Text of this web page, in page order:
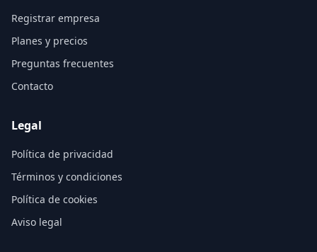
Registrar empresa
Planes y precios
Preguntas frecuentes
Contacto
Legal
Política de privacidad
Términos y condiciones
Política de cookies
Aviso legal